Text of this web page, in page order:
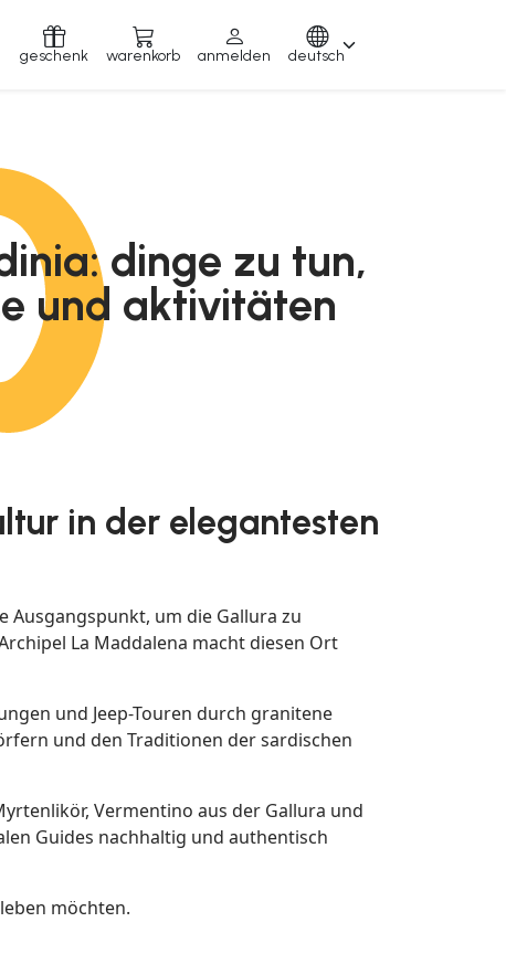
geschenk warenkorb anmelden deutsch
dinge zu tun,
und aktivitäten
in der elegantesten
Ausgangspunkt, um die Gallura zu
La Maddalena macht diesen Ort
und Jeep-Touren durch granitene
und den Traditionen der sardischen
Vermentino aus der Gallura und
Guides nachhaltig und authentisch
möchten.